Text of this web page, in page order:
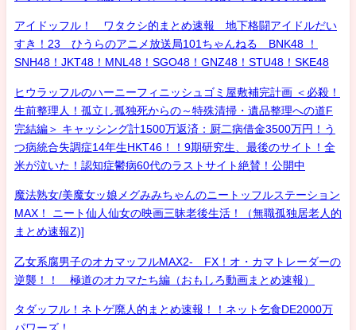
アイドッフル！ ワタクシ的まとめ速報 地下格闘アイドルだい
すき！23 ひうらのアニメ放送局101ちゃんねる BNK48 ！
SNH48！JKT48！MNL48！SGO48！GNZ48！STU48！SKE48
ヒウラッフルのハーニーフィニッシュゴミ屋敷補完計画 ＜必殺！
生前整理人！孤立し孤独死からの～特殊清掃・遺品整理への道F
完結編＞ キャッシング計1500万返済：厨二病借金3500万円！う
つ病統合失調症14年生HKT46！！9期研究生、最後のサイト！全
米が泣いた！認知症鬱病60代のラストサイト絶賛！公開中
魔法熟女/美魔女ッ娘メグみみちゃんのニートッフルステーション
MAX！ ニート仙人仙女の映画三昧老後生活！（無職孤独居老人的
まとめ速報Z)]
乙女系腐男子のオカマッフルMAX2- FX！オ・カマトレーダーの
逆襲！！ 極道のオカマたち編（おもしろ動画まとめ速報）
タダッフル！ネトゲ廃人的まとめ速報！！ネット乞食DE2000万
パワーズ！